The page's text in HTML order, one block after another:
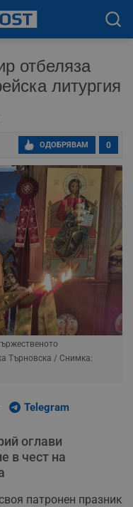
отбеляза
литургия
0
ОДОБРЯВАМ
Търновска / Снимка:
Telegram
оглави
в чест на
патронен празник